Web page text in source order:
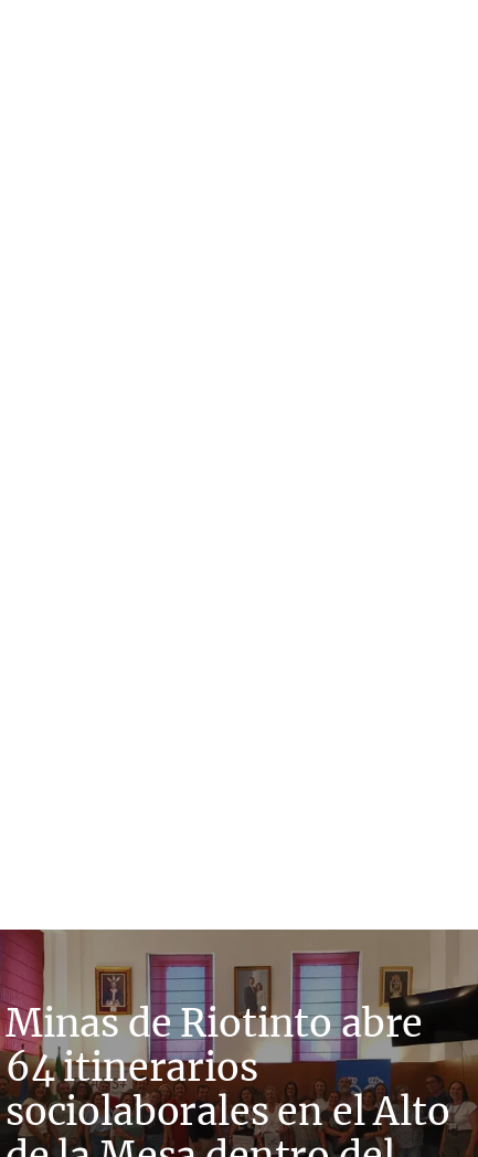
Minas de Riotinto abre
64 itinerarios
sociolaborales en el Alto